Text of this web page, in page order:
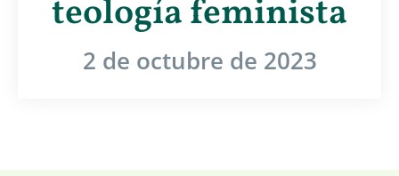
teología feminista
2 de octubre de 2023